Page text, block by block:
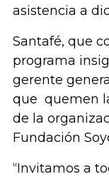
asistencia a
Santafé, que
programa
gerente
que quemen
de la
Fundación
“Invitamos a